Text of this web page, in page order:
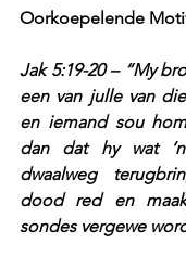
Oorkoepelende
Jak 5:19-20 – “My
een van julle van
en iemand sou
dan dat hy wat
dwaalweg
dood red en
sondes vergewe